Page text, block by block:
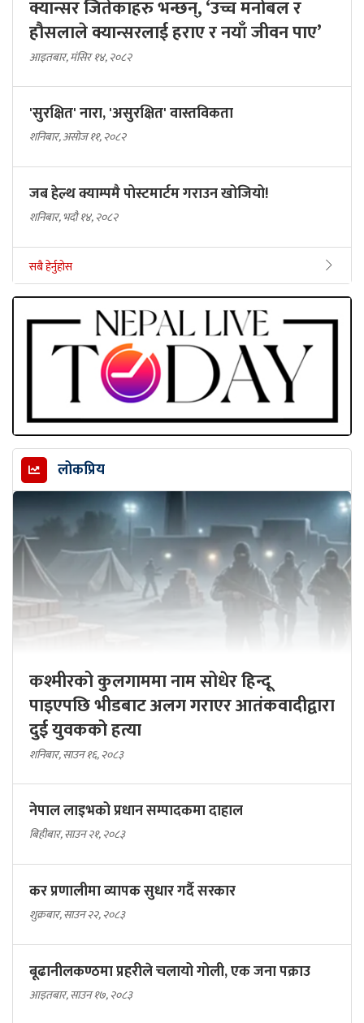
क्यान्सर जितेकाहरु भन्छन्, ‘उच्च मनोबल र
हौसलाले क्यान्सरलाई हराए र नयाँ जीवन पाए’
आइतबार, मंसिर १४, २०८२
'सुरक्षित' नारा, 'असुरक्षित' वास्तविकता
शनिबार, असोज ११, २०८२
जब हेल्थ क्याम्पमै पोस्टमार्टम गराउन खोजियो!
शनिबार, भदौ १४, २०८२
सबै हेर्नुहोस
लोकप्रिय
कश्मीरको कुलगाममा नाम सोधेर हिन्दू
पाइएपछि भीडबाट अलग गराएर आतंकवादीद्वारा
दुई युवकको हत्या
शनिबार, साउन १६, २०८३
नेपाल लाइभको प्रधान सम्पादकमा दाहाल
बिहीबार, साउन २१, २०८३
कर प्रणालीमा व्यापक सुधार गर्दै सरकार
शुक्रबार, साउन २२, २०८३
बूढानीलकण्ठमा प्रहरीले चलायो गोली, एक जना पक्राउ
आइतबार, साउन १७, २०८३